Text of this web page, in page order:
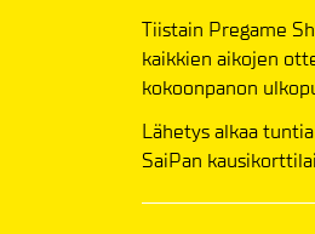
Tiistain Pregame
kaikkien aikojen
kokoonpanon
Lähetys alkaa
SaiPan